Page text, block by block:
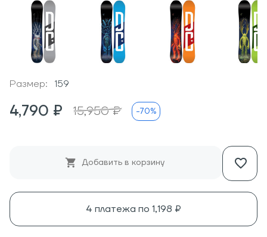
Размер: 159
4,790 ₽ 15,950 ₽ -70%
Добавить в корзину
4 платежа по 1,198 ₽